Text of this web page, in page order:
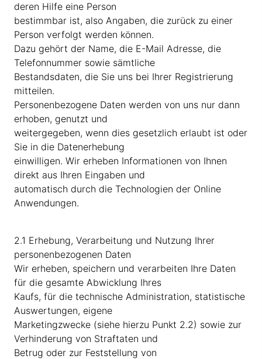
deren Hilfe eine Person
bestimmbar ist, also Angaben, die zurück zu einer
Person verfolgt werden können.
Dazu gehört der Name, die E-Mail Adresse, die
Telefonnummer sowie sämtliche
Bestandsdaten, die Sie uns bei Ihrer Registrierung
mitteilen.
Personenbezogene Daten werden von uns nur dann
erhoben, genutzt und
weitergegeben, wenn dies gesetzlich erlaubt ist oder
Sie in die Datenerhebung
einwilligen. Wir erheben Informationen von Ihnen
direkt aus Ihren Eingaben und
automatisch durch die Technologien der Online
Anwendungen.
2.1 Erhebung, Verarbeitung und Nutzung Ihrer
personenbezogenen Daten
Wir erheben, speichern und verarbeiten Ihre Daten
für die gesamte Abwicklung Ihres
Kaufs, für die technische Administration, statistische
Auswertungen, eigene
Marketingzwecke (siehe hierzu Punkt 2.2) sowie zur
Verhinderung von Straftaten und
Betrug oder zur Feststellung von